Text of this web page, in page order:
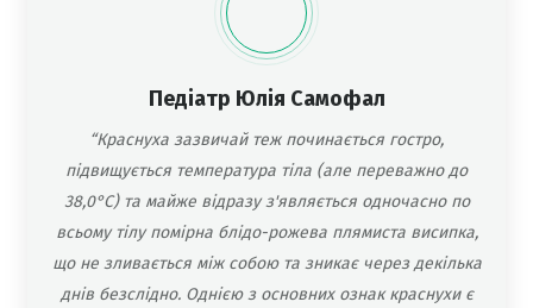
Педіатр Юлія Самофал
“Краснуха зазвичай теж починається гостро,
підвищується температура тіла (але переважно до
38,0°C) та майже відразу з'являється одночасно по
всьому тілу помірна блідо-рожева плямиста висипка,
що не зливається між собою та зникає через декілька
днів безслідно. Однією з основних ознак краснухи є